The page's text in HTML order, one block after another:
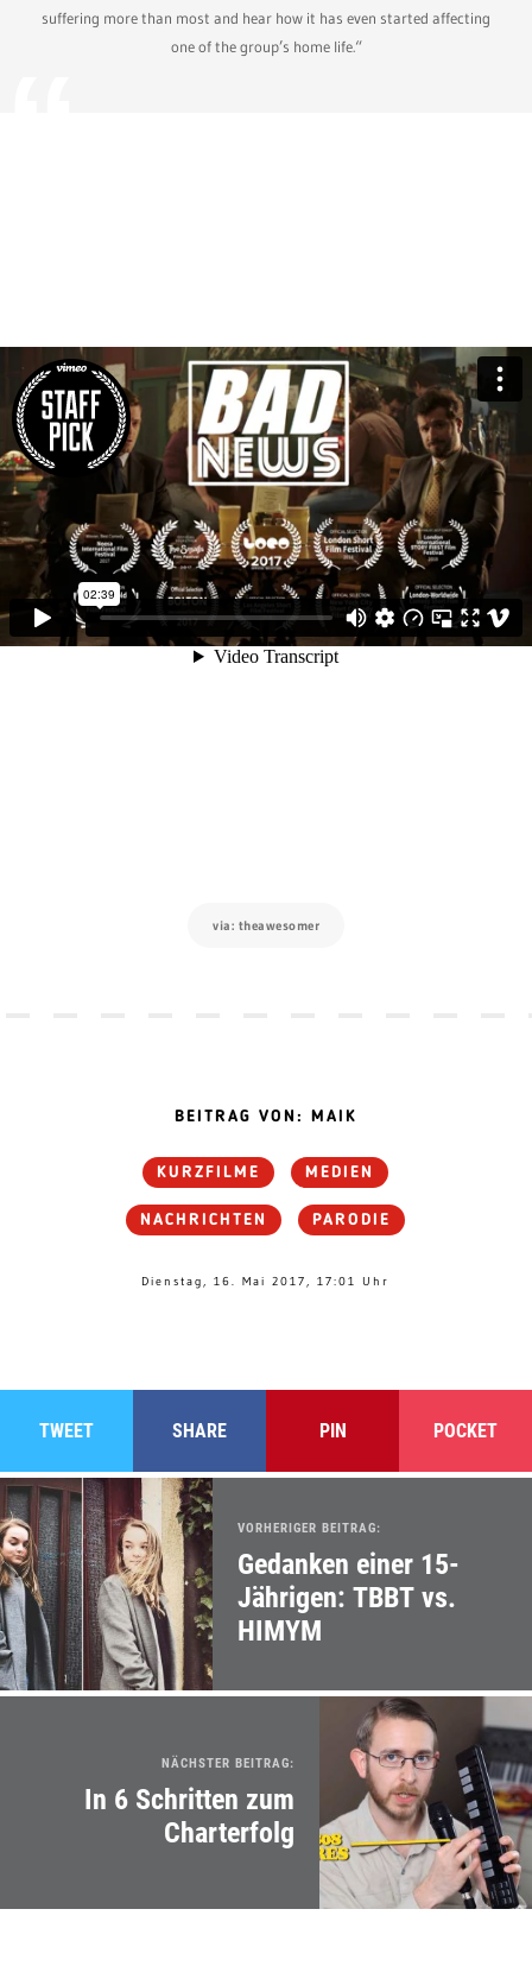
suffering more than most and hear how it has even started affecting
one of the group’s home life.“
via: theawesomer
BEITRAG VON: MAIK
KURZFILME MEDIEN
NACHRICHTEN PARODIE
Dienstag, 16. Mai 2017, 17:01 Uhr
TWEET SHARE PIN POCKET
VORHERIGER BEITRAG:
Gedanken einer 15-
Jährigen: TBBT vs.
HIMYM
NÄCHSTER BEITRAG:
In 6 Schritten zum
Charterfolg